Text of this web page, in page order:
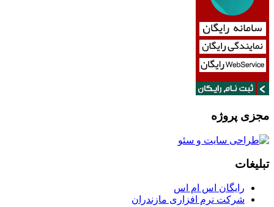
مجزی پروژه
تبلیغات
رایگان اس ام اس
شرکت نرم افزاری مازندران